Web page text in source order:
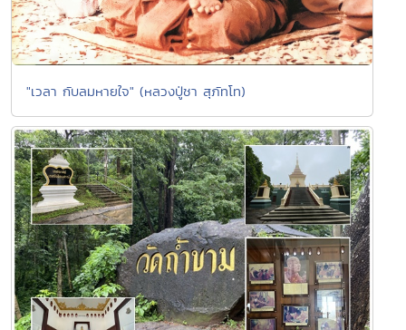
"เวลา กับลมหายใจ" (หลวงปู่ชา สุภัทโท)